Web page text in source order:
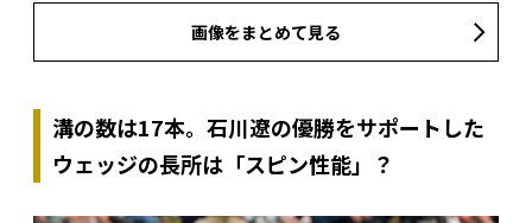
画像をまとめて見る
溝の数は17本。石川遼の優勝をサポートした
ウェッジの長所は「スピン性能」？